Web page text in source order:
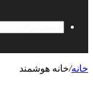
خانه/خانه هوشمند